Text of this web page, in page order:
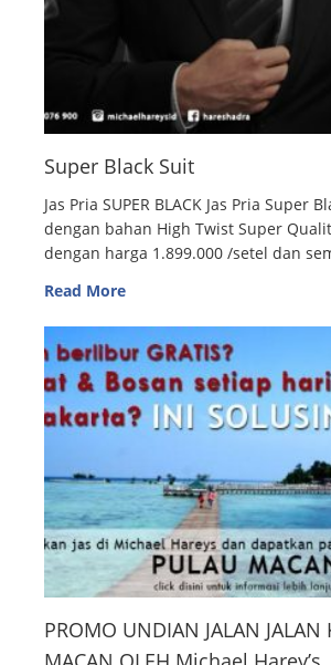
Super Black Suit
Jas Pria SUPER BLACK Jas Pria Super
dengan bahan High Twist Super
dengan harga 1.899.000 /setel dan
Read More
PROMO UNDIAN JALAN JALAN